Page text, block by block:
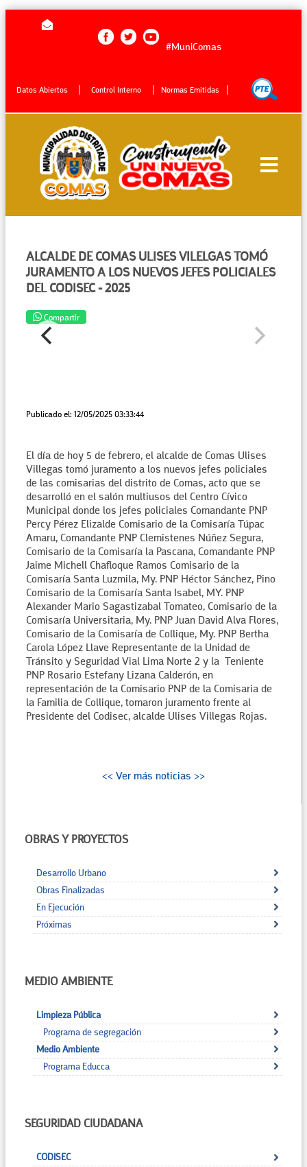
#MuniComas
Datos Abiertos Control Interno Normas Emitidas
ALCALDE DE COMAS ULISES VILELGAS TOMÓ
JURAMENTO A LOS NUEVOS JEFES POLICIALES
DEL CODISEC - 2025
Compartir
Publicado el: 12/05/2025 03:33:44
El día de hoy 5 de febrero, el alcalde de Comas Ulises
Villegas tomó juramento a los nuevos jefes policiales
de las comisarias del distrito de Comas, acto que se
desarrolló en el salón multiusos del Centro Cívico
Municipal donde los jefes policiales Comandante PNP
Percy Pérez Elizalde Comisario de la Comisaría Túpac
Amaru, Comandante PNP Clemistenes Núñez Segura,
Comisario de la Comisaría la Pascana, Comandante PNP
Jaime Michell Chafloque Ramos Comisario de la
Comisaría Santa Luzmila, My. PNP Héctor Sánchez, Pino
Comisario de la Comisaría Santa Isabel, MY. PNP
Alexander Mario Sagastizabal Tomateo, Comisario de la
Comisaría Universitaria, My. PNP Juan David Alva Flores,
Comisario de la Comisaría de Collique, My. PNP Bertha
Carola López Llave Representante de la Unidad de
Tránsito y Seguridad Vial Lima Norte 2 y la Teniente
PNP Rosario Estefany Lizana Calderón, en
representación de la Comisario PNP de la Comisaria de
la Familia de Collique, tomaron juramento frente al
Presidente del Codisec, alcalde Ulises Villegas Rojas.
<< Ver más noticias >>
OBRAS Y PROYECTOS
Desarrollo Urbano
Obras Finalizadas
En Ejecución
Próximas
MEDIO AMBIENTE
Limpieza Pública
Programa de segregación
Medio Ambiente
Programa Educca
SEGURIDAD CIUDADANA
CODISEC